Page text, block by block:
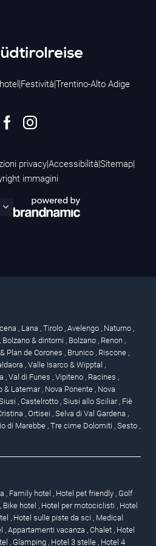
|Festività|Trentino-Alto Adige
privacy|Accessibilità|Sitemap|
immagini
, Lana , Tirolo , Avelengo , Naturno ,
, Bolzano & dintorni , Bolzano , Renon ,
Plan de Corones , Brunico , Riscone ,
, Valle Isarco & Wipptal ,
, Val di Funes , Vipiteno , Racines ,
& Latemar, Nova Ponente , Nova
, Castelrotto , Siusi allo Sciliar , Fiè
, Ortisei , Selva di Val Gardena ,
di Marebbe , Tre cime Dolomiti , Sesto ,
, Family hotel , Hotel pet friendly , Golf
, Bike hotel , Hotel per motociclisti , Hotel
, Hotel sulle piste da sci , Medical
, Appartamenti vacanza , Chalet , Hotel
, Glamping , Hotel 3 stelle , Hotel 4